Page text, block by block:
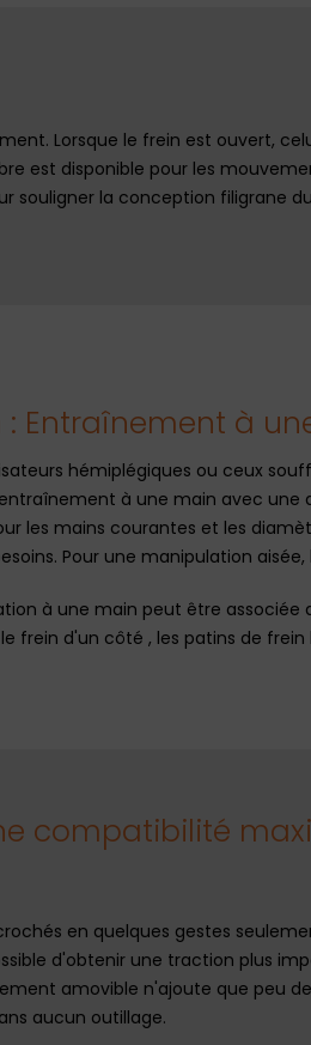
Lorsque le frein est ouvert,
est disponible pour les
souligner la conception filigrane
: Entraînement à
hémiplégiques ou ceux
à une main avec une
les mains courantes et les
Pour une manipulation
à une main peut être associée
frein d'un côté , les patins de
compatibilité
en quelques gestes
d'obtenir une traction plus
amovible n'ajoute que peu
aucun outillage.